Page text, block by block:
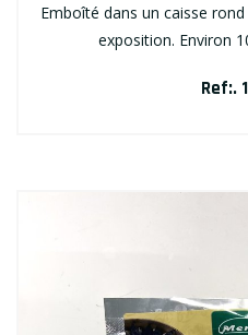
Emboîté dans un caisse
exposition. Environ
Ref:.